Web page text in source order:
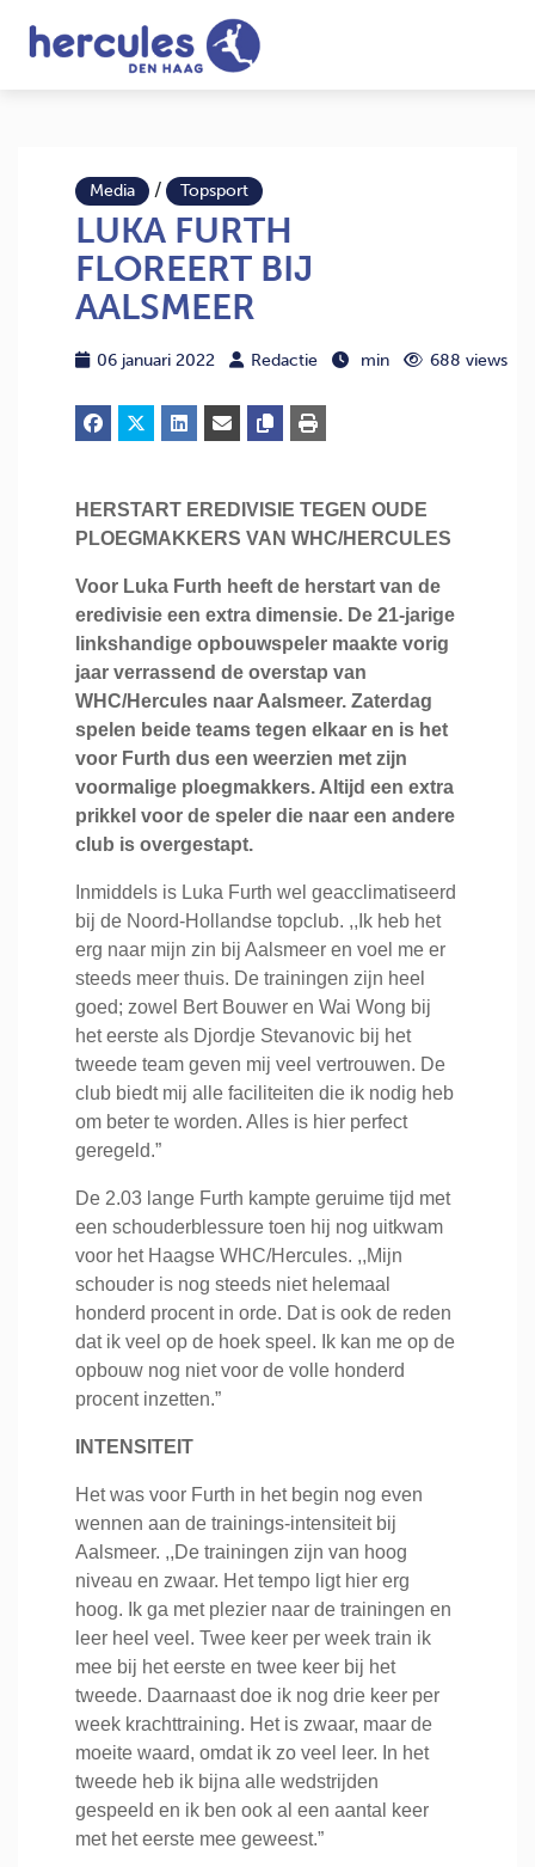
Media / Topsport
LUKA FURTH
FLOREERT BIJ
AALSMEER
06 januari 2022 Redactie min 688 views
HERSTART EREDIVISIE TEGEN OUDE
PLOEGMAKKERS VAN WHC/HERCULES
Voor Luka Furth heeft de herstart van de
eredivisie een extra dimensie. De 21-jarige
linkshandige opbouwspeler maakte vorig
jaar verrassend de overstap van
WHC/Hercules naar Aalsmeer. Zaterdag
spelen beide teams tegen elkaar en is het
voor Furth dus een weerzien met zijn
voormalige ploegmakkers. Altijd een extra
prikkel voor de speler die naar een andere
club is overgestapt.
Inmiddels is Luka Furth wel geacclimatiseerd
bij de Noord-Hollandse topclub. ,,Ik heb het
erg naar mijn zin bij Aalsmeer en voel me er
steeds meer thuis. De trainingen zijn heel
goed; zowel Bert Bouwer en Wai Wong bij
het eerste als Djordje Stevanovic bij het
tweede team geven mij veel vertrouwen. De
club biedt mij alle faciliteiten die ik nodig heb
om beter te worden. Alles is hier perfect
geregeld.”
De 2.03 lange Furth kampte geruime tijd met
een schouderblessure toen hij nog uitkwam
voor het Haagse WHC/Hercules. ,,Mijn
schouder is nog steeds niet helemaal
honderd procent in orde. Dat is ook de reden
dat ik veel op de hoek speel. Ik kan me op de
opbouw nog niet voor de volle honderd
procent inzetten.”
INTENSITEIT
Het was voor Furth in het begin nog even
wennen aan de trainings-intensiteit bij
Aalsmeer. ,,De trainingen zijn van hoog
niveau en zwaar. Het tempo ligt hier erg
hoog. Ik ga met plezier naar de trainingen en
leer heel veel. Twee keer per week train ik
mee bij het eerste en twee keer bij het
tweede. Daarnaast doe ik nog drie keer per
week krachttraining. Het is zwaar, maar de
moeite waard, omdat ik zo veel leer. In het
tweede heb ik bijna alle wedstrijden
gespeeld en ik ben ook al een aantal keer
met het eerste mee geweest.”